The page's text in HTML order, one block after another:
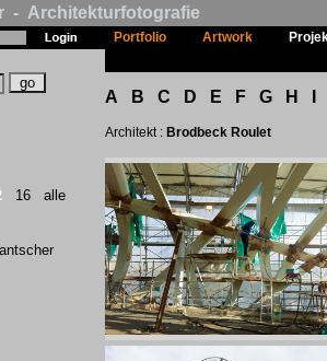
- Architekturfotografie
16
alle
Portfolio Artwork
A B C D E F G H
Architekt : Brodbeck Roulet